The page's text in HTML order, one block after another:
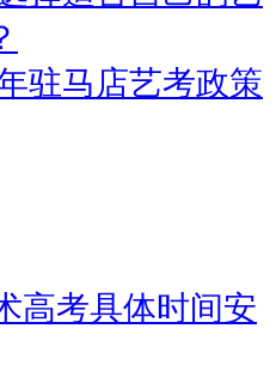
驻马店艺考政策
高考具体时间安